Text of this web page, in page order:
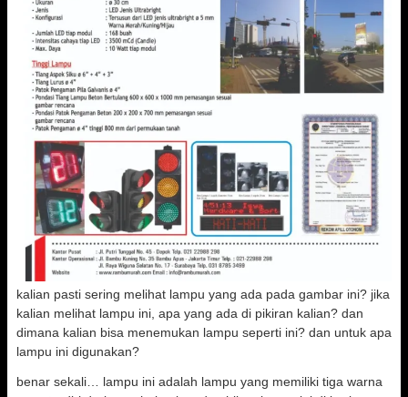
kalian pasti sering melihat lampu yang ada pada gambar ini? jika
kalian melihat lampu ini, apa yang ada di pikiran kalian? dan
dimana kalian bisa menemukan lampu seperti ini? dan untuk apa
lampu ini digunakan?
benar sekali… lampu ini adalah lampu yang memiliki tiga warna